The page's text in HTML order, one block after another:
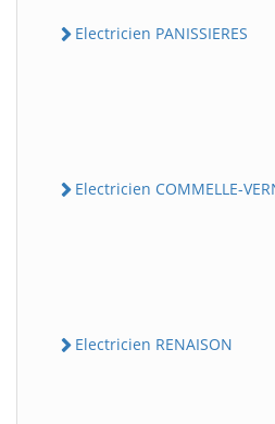
Electricien PANISSIERES
Electricien COMMELLE-
Electricien RENAISON